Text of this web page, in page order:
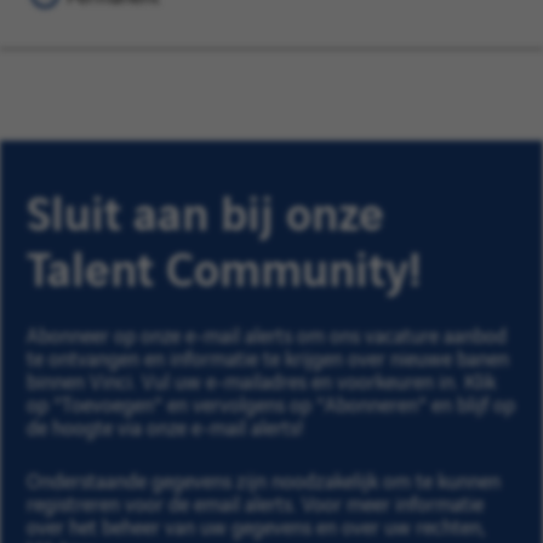
Sluit aan bij onze
Talent Community!
Abonneer op onze e-mail alerts om ons vacature aanbod
te ontvangen en informatie te krijgen over nieuwe banen
binnen Vinci. Vul uw e-mailadres en voorkeuren in. Klik
op "Toevoegen" en vervolgens op "Abonneren" en blijf op
de hoogte via onze e-mail alerts!
Onderstaande gegevens zijn noodzakelijk om te kunnen
registreren voor de email alerts. Voor meer informatie
over het beheer van uw gegevens en over uw rechten,